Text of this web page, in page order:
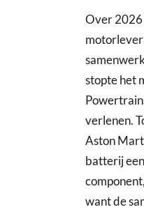
Over 2026
stopte het
verlenen.
Aston
batterij
want de